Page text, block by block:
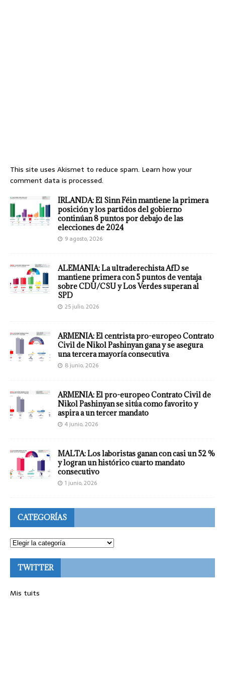
This site uses Akismet to reduce spam. Learn how your
comment data is processed.
IRLANDA: El Sinn Féin mantiene la primera
posición y los partidos del gobierno
continúan 8 puntos por debajo de las
elecciones de 2024
9 agosto, 2026
ALEMANIA: La ultraderechista AfD se
mantiene primera con 5 puntos de ventaja
sobre CDU/CSU y Los Verdes superan al
SPD
25 julio, 2026
ARMENIA: El centrista pro-europeo Contrato
Civil de Nikol Pashinyan gana y se asegura
una tercera mayoría consecutiva
8 junio, 2026
ARMENIA: El pro-europeo Contrato Civil de
Nikol Pashinyan se sitúa como favorito y
aspira a un tercer mandato
4 junio, 2026
MALTA: Los laboristas ganan con casi un 52 %
y logran un histórico cuarto mandato
consecutivo
1 junio, 2026
CATEGORÍAS
TWITTER
Mis tuits